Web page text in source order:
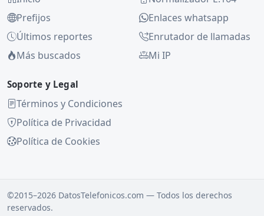
Prefijos
Últimos reportes
Más buscados
Enlaces whatsapp
Enrutador de llamadas
Mi IP
Soporte y Legal
Términos y Condiciones
Política de Privacidad
Política de Cookies
©2015–2026 DatosTelefonicos.com — Todos los derechos
reservados.